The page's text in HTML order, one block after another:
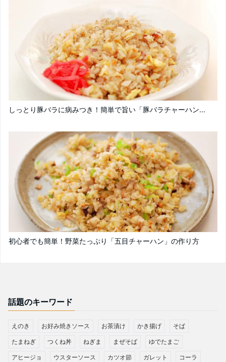
しっとり豚バラに病みつき！簡単で旨い「豚バラチャーハン...
初心者でも簡単！野菜たっぷり「五目チャーハン」の作り方
話題のキーワード
えのき お好み焼きソース お茶漬け かき揚げ そば
たまねぎ つくね丼 ねぎま まぜそば ゆでたまご
アヒージョ ウスターソース カツオ節 ガレット コーラ